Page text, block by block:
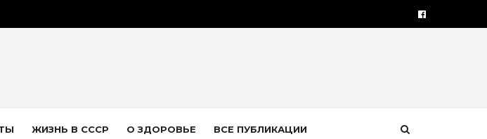
ЖИЗНЬ В СССР О ЗДОРОВЬЕ ВСЕ ПУБЛИКАЦИИ